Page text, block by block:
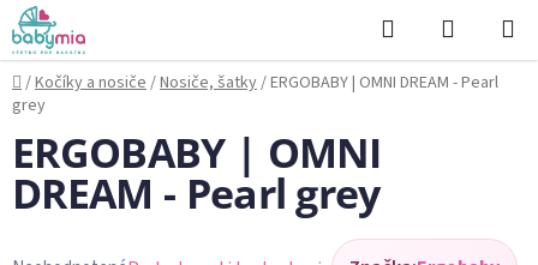
Prejsť
na
obsah
Hľadať
KOŠÍK
Domov
/Kočíky a nosiče/Nosiče, šatky/ERGOBABY | OMNI DREAM - Pearl
grey
ERGOBABY | OMNI
DREAM - Pearl grey